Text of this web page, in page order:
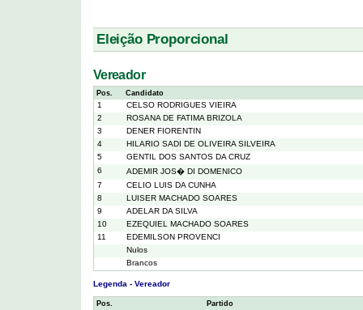
Eleição Proporcional
Vereador
Pos. Candidato
1
CELSO RODRIGUES VIEIRA
2
ROSANA DE FATIMA BRIZOLA
3
DENER FIORENTIN
4
HILARIO SADI DE OLIVEIRA SILVEIRA
5
GENTIL DOS SANTOS DA CRUZ
6
ADEMIR JOS� DI DOMENICO
7
CELIO LUIS DA CUNHA
8
LUISER MACHADO SOARES
9
ADELAR DA SILVA
10
EZEQUIEL MACHADO SOARES
11
EDEMILSON PROVENCI
Nulos
Brancos
Legenda - Vereador
Pos. Partido